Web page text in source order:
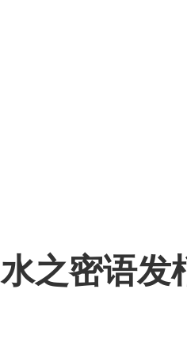
水之密语发